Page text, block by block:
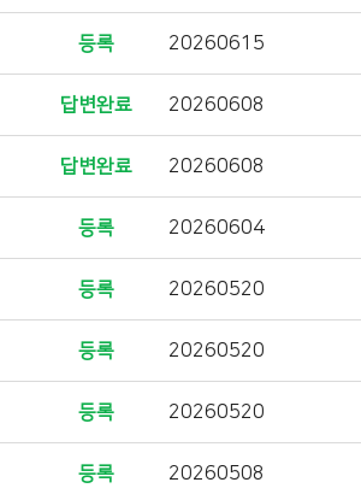
등록 20260615
답변완료 20260608
답변완료 20260608
등록 20260604
등록 20260520
등록 20260520
등록 20260520
등록 20260508